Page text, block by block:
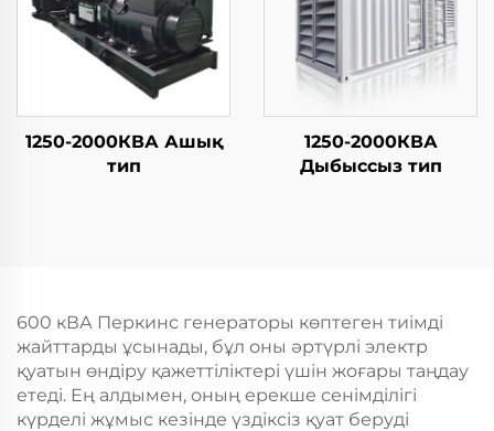
1250-2000КВА Ашық
тип
1250-2000КВА
Дыбыссыз тип
600 кВА Перкинс генераторы көптеген тиімді
жайттарды ұсынады, бұл оны әртүрлі электр
қуатын өндіру қажеттіліктері үшін жоғары таңдау
етеді. Ең алдымен, оның ерекше сенімділігі
күрделі жұмыс кезінде үздіксіз қуат беруді